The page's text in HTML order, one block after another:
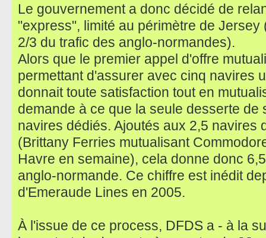
Le gouvernement a donc décidé de
"express", limité au périmètre de
2/3 du trafic des anglo-normandes).
Alors que le premier appel d'offre
permettant d'assurer avec cinq navires
donnait toute satisfaction tout en
demande à ce que la seule desserte de
navires dédiés. Ajoutés aux 2,5 navires
(Brittany Ferries mutualisant
Havre en semaine), cela donne donc
anglo-normande. Ce chiffre est inédit
d'Emeraude Lines en 2005.
À l'issue de ce process, DFDS a - à la